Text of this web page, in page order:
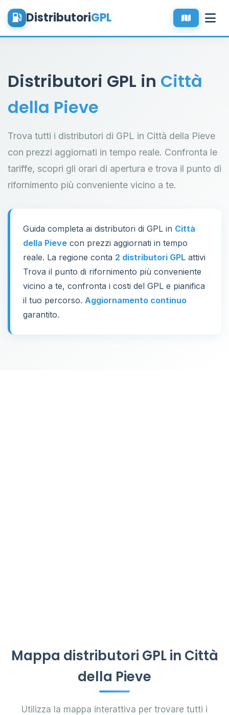
DistributoriGPL
Distributori GPL in Città
della Pieve
Trova tutti i distributori di GPL in Città della Pieve
con prezzi aggiornati in tempo reale. Confronta le
tariffe, scopri gli orari di apertura e trova il punto di
rifornimento più conveniente vicino a te.
Guida completa ai distributori di GPL in Città
della Pieve con prezzi aggiornati in tempo
reale. La regione conta 2 distributori GPL attivi
Trova il punto di rifornimento più conveniente
vicino a te, confronta i costi del GPL e pianifica
il tuo percorso. Aggiornamento continuo
garantito.
Mappa distributori GPL in Città
della Pieve
Utilizza la mappa interattiva per trovare tutti i